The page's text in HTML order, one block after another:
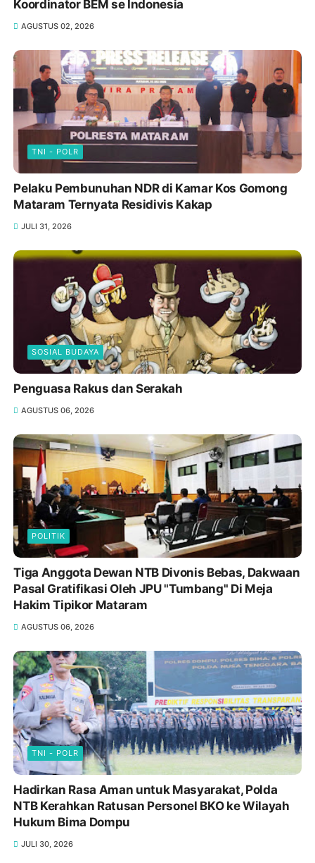
Koordinator BEM se Indonesia
AGUSTUS 02, 2026
TNI - POLR
Pelaku Pembunuhan NDR di Kamar Kos Gomong
Mataram Ternyata Residivis Kakap
JULI 31, 2026
SOSIAL BUDAYA
Penguasa Rakus dan Serakah
AGUSTUS 06, 2026
POLITIK
Tiga Anggota Dewan NTB Divonis Bebas, Dakwaan
Pasal Gratifikasi Oleh JPU "Tumbang" Di Meja
Hakim Tipikor Mataram
AGUSTUS 06, 2026
TNI - POLR
Hadirkan Rasa Aman untuk Masyarakat, Polda
NTB Kerahkan Ratusan Personel BKO ke Wilayah
Hukum Bima Dompu
JULI 30, 2026